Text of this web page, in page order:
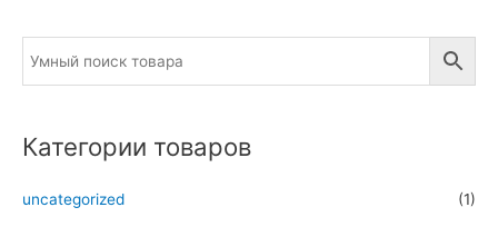
Категории товаров
uncategorized (1)